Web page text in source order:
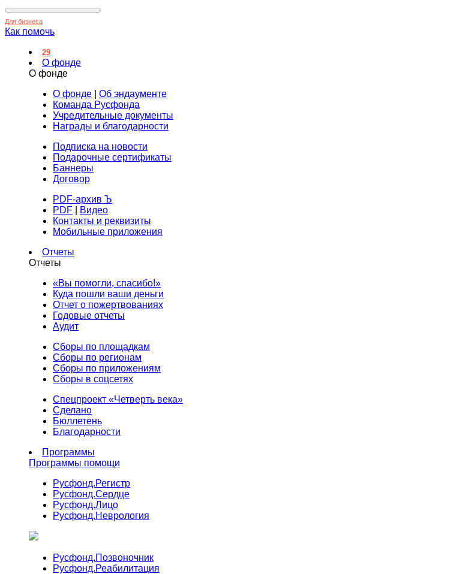
Для бизнеса
Как помочь
29
О фонде
О фонде
О фонде
Об эндаументе
Команда Русфонда
Учредительные документы
Награды и благодарности
Подписка на новости
Подарочные сертификаты
Баннеры
Договор
PDF-архив Ъ
PDF
Видео
Контакты и реквизиты
Мобильные приложения
Отчеты
Отчеты
«Вы помогли, спасибо!»
Куда пошли ваши деньги
Отчет о пожертвованиях
Годовые отчеты
Аудит
Сборы по площадкам
Сборы по регионам
Сборы по приложениям
Сборы в соцсетях
Спецпроект «Четверть века»
Сделано
Бюллетень
Благодарности
Программы
Программы помощи
Русфонд.Регистр
Русфонд.Сердце
Русфонд.Лицо
Русфонд.Неврология
Русфонд.Позвоночник
Русфонд.Реабилитация